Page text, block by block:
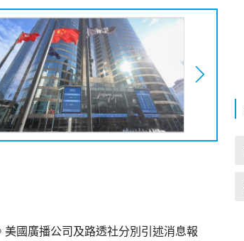
國廣播公司及路透社分別引述消息報